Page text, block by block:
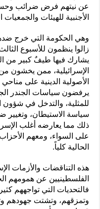
عن نيتهم فرض ضرائب
الأجنبية للهيئات والجمعيات
وهي الحكومة التي خرج
زالوا ينظمون للأسبوع
يشارك فيها طيفٌ كبير من
الإسرائيلية، ممن يخشون
الأصولية الدينية على
يرفضون سياسات الجندر
للمثلية، والتدخل في شؤون
سياسة الاستيطان، وتغيير
ذلك مما يعارضه أغلب
على السواء، ومعهم
الحالية كلياً.
هذه التناقضات والأزمات
الفلسطينيين عن همومهم
فالتحديات التي تواجههم
وتمزقهم، وتشتت جهودهم